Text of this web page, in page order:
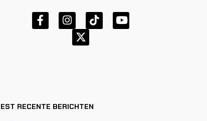
RECENTE BERICHTEN